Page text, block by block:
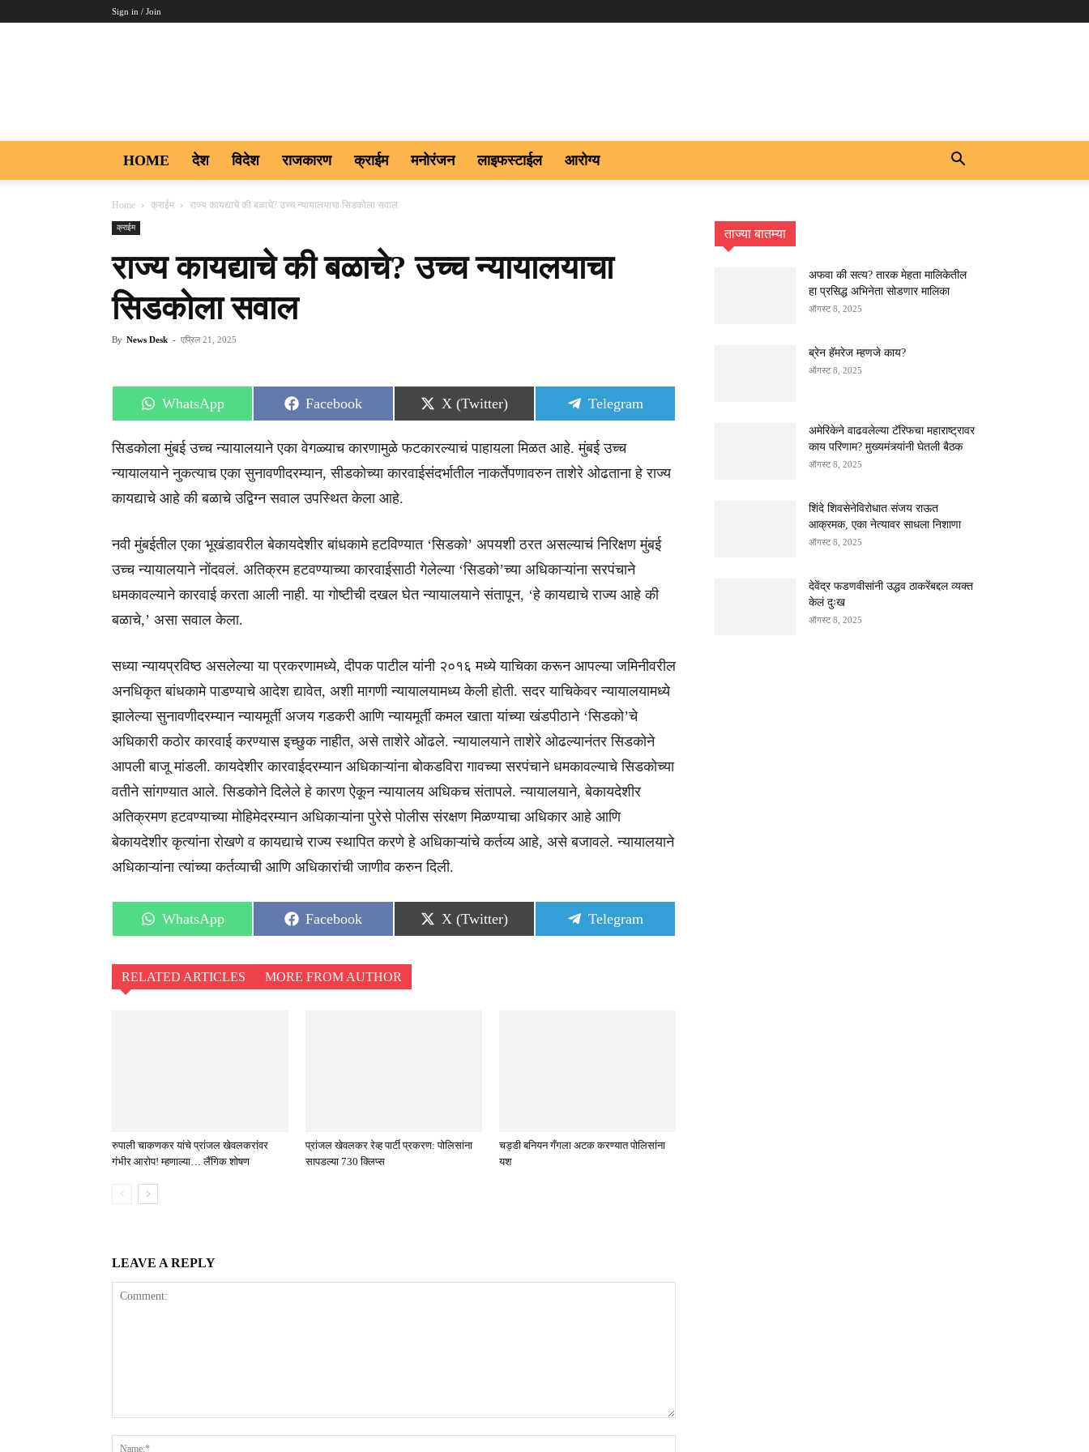
Sign in / Join
HOME देश विदेश राजकारण क्राईम मनोरंजन लाइफस्टाईल आरोग्य
Home क्राईम राज्य कायद्याचे की बळाचे? उच्च न्यायालयाचा सिडकोला सवाल
क्राईम
राज्य कायद्याचे की बळाचे? उच्च न्यायालयाचा
सिडकोला सवाल
By News Desk - एप्रिल 21, 2025
Share
on
WhatsApp
Share
on
Facebook
Share
on
X (Twitter)
Share
on
Telegram
सिडकोला मुंबई उच्च न्यायालयाने एका वेगळ्याच कारणामुळे फटकारल्याचं पाहायला मिळत आहे. मुंबई उच्च
न्यायालयाने नुकत्याच एका सुनावणीदरम्यान, सीडकोच्या कारवाईसंदर्भातील नाकर्तेपणावरुन ताशेरे ओढताना हे राज्य
कायद्याचे आहे की बळाचे उद्विग्न सवाल उपस्थित केला आहे.
नवी मुंबईतील एका भूखंडावरील बेकायदेशीर बांधकामे हटविण्यात ‘सिडको’ अपयशी ठरत असल्याचं निरिक्षण मुंबई
उच्च न्यायालयाने नोंदवलं. अतिक्रम हटवण्याच्या कारवाईसाठी गेलेल्या ‘सिडको’च्या अधिकाऱ्यांना सरपंचाने
धमकावल्याने कारवाई करता आली नाही. या गोष्टीची दखल घेत न्यायालयाने संतापून, ‘हे कायद्याचे राज्य आहे की
बळाचे,’ असा सवाल केला.
सध्या न्यायप्रविष्ठ असलेल्या या प्रकरणामध्ये, दीपक पाटील यांनी २०१६ मध्ये याचिका करून आपल्या जमिनीवरील
अनधिकृत बांधकामे पाडण्याचे आदेश द्यावेत, अशी मागणी न्यायालयामध्य केली होती. सदर याचिकेवर न्यायालयामध्ये
झालेल्या सुनावणीदरम्यान न्यायमूर्ती अजय गडकरी आणि न्यायमूर्ती कमल खाता यांच्या खंडपीठाने ‘सिडको’चे
अधिकारी कठोर कारवाई करण्यास इच्छुक नाहीत, असे ताशेरे ओढले. न्यायालयाने ताशेरे ओढल्यानंतर सिडकोने
आपली बाजू मांडली. कायदेशीर कारवाईदरम्यान अधिकाऱ्यांना बोकडविरा गावच्या सरपंचाने धमकावल्याचे सिडकोच्या
वतीने सांगण्यात आले. सिडकोने दिलेले हे कारण ऐकून न्यायालय अधिकच संतापले. न्यायालयाने, बेकायदेशीर
अतिक्रमण हटवण्याच्या मोहिमेदरम्यान अधिकाऱ्यांना पुरेसे पोलीस संरक्षण मिळण्याचा अधिकार आहे आणि
बेकायदेशीर कृत्यांना रोखणे व कायद्याचे राज्य स्थापित करणे हे अधिकाऱ्यांचे कर्तव्य आहे, असे बजावले. न्यायालयाने
अधिकाऱ्यांना त्यांच्या कर्तव्याची आणि अधिकारांची जाणीव करुन दिली.
Share
on
WhatsApp
Share
on
Facebook
Share
on
X (Twitter)
Share
on
Telegram
RELATED ARTICLES MORE FROM AUTHOR
रुपाली चाकणकर यांचे प्रांजल खेवलकरांवर
गंभीर आरोप! म्हणाल्या… लैंगिक शोषण
प्रांजल खेवलकर रेव्ह पार्टी प्रकरण: पोलिसांना
सापडल्या 730 क्लिप्स
चड्डी बनियन गँगला अटक करण्यात पोलिसांना
यश
LEAVE A REPLY
ताज्या बातम्या
अफवा की सत्य? तारक मेहता मालिकेतील
हा प्रसिद्ध अभिनेता सोडणार मालिका
ऑगस्ट 8, 2025
ब्रेन हॅमरेज म्हणजे काय?
ऑगस्ट 8, 2025
अमेरिकेने वाढवलेल्या टॅरिफचा महाराष्ट्रावर
काय परिणाम? मुख्यमंत्र्यांनी घेतली बैठक
ऑगस्ट 8, 2025
शिंदे शिवसेनेविरोधात संजय राऊत
आक्रमक, एका नेत्यावर साधला निशाणा
ऑगस्ट 8, 2025
देवेंद्र फडणवीसांनी उद्धव ठाकरेंबद्दल व्यक्त
केलं दुःख
ऑगस्ट 8, 2025